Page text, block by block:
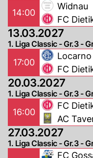
14:00
Widnau
FC
13.03.2027
1. Liga Classic - Gr.3 -
17:00
Locarno
FC
20.03.2027
1. Liga Classic - Gr.3 -
16:00
FC
AC
27.03.2027
1. Liga Classic - Gr.3 -
FC